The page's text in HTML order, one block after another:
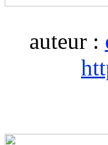
auteur :